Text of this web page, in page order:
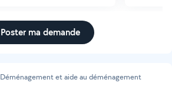
Poster ma demande
Déménagement et aide au déménagement